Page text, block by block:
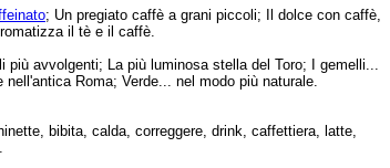
; Un pregiato caffè a grani piccoli; Il dolce con caffè,
il tè e il caffè.
più avvolgenti; La più luminosa stella del Toro; I gemelli...
Roma; Verde... nel modo più naturale.
bibita, calda, correggere, drink, caffettiera, latte,